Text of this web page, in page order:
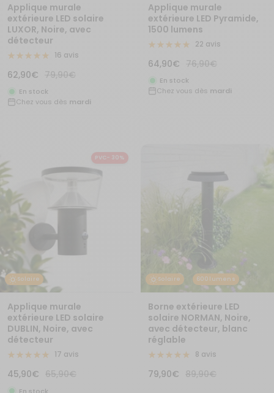
Applique murale
extérieure LED solaire
LUXOR, Noire, avec
détecteur
16 avis
Prix
de
vente
62,90€
Prix
normal
79,90€
En stock
Chez vous dès mardi
Applique murale
extérieure LED Pyramide,
1500 lumens
22 avis
Prix
de
vente
64,90€
Prix
normal
76,90€
En stock
Chez vous dès mardi
Solaire
PVC- 30%
Applique murale
extérieure LED solaire
DUBLIN, Noire, avec
détecteur
17 avis
Prix
de
45,90€ Prix
normal
65,90€
En stock
Epuisé
Solaire 600 lumens
Borne extérieure LED
solaire NORMAN, Noire,
avec détecteur, blanc
réglable
8 avis
Prix
79,90€ Prix
89,90€